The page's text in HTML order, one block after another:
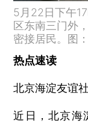
5月22日下午
区东南三门外
密接居民。图
热点速读
北京海淀友谊
近日，北京海